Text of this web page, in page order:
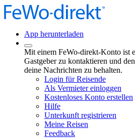
App herunterladen
Mit einem FeWo-direkt-Konto ist
Gastgeber zu kontaktieren und
deine Nachrichten zu behalten.
Login für Reisende
Als Vermieter einloggen
Kostenloses Konto erstellen
Hilfe
Unterkunft registrieren
Meine Reisen
Feedback